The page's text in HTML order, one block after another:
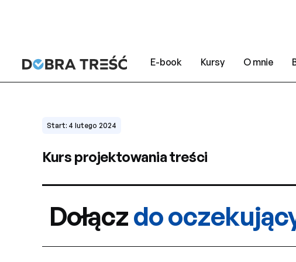
E-book Kursy O mnie
Start: 4 lutego 2024
Kurs projektowania treści
Dołączdo